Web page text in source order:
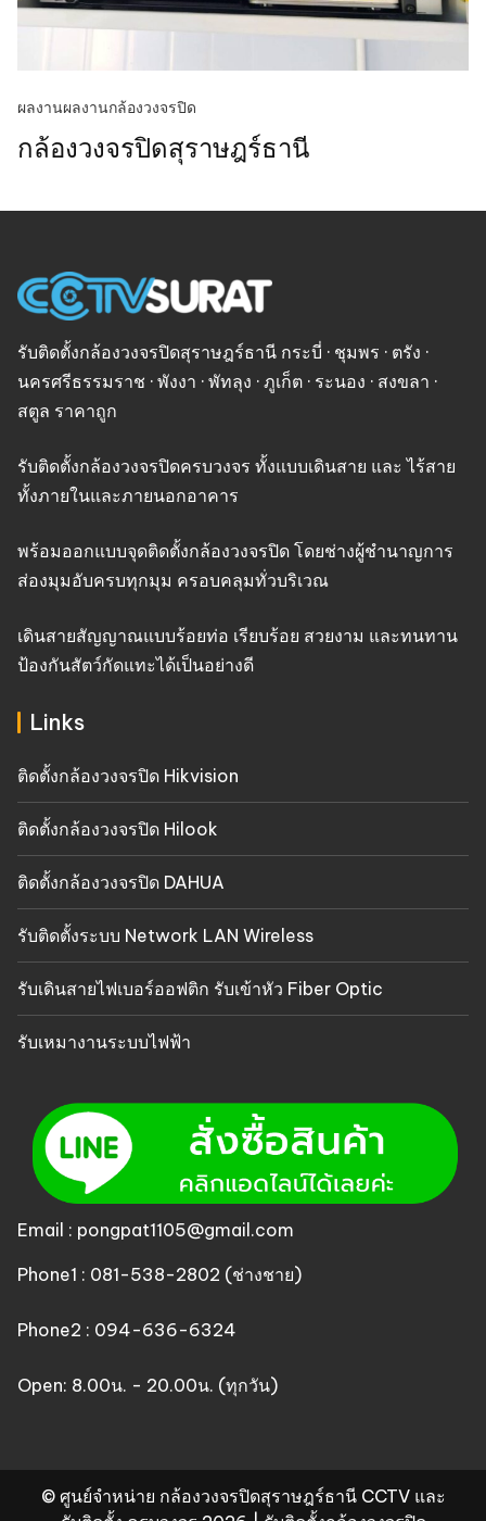
ผลงานผลงานกล้องวงจรปิด
กล้องวงจรปิดสุราษฎร์ธานี
รับติดตั้งกล้องวงจรปิดสุราษฎร์ธานี กระบี่ · ชุมพร · ตรัง ·
นครศรีธรรมราช · พังงา · พัทลุง · ภูเก็ต · ระนอง · สงขลา ·
สตูล ราคาถูก
รับติดตั้งกล้องวงจรปิดครบวงจร ทั้งแบบเดินสาย และ ไร้สาย
ทั้งภายในและภายนอกอาคาร
พร้อมออกแบบจุดติดตั้งกล้องวงจรปิด โดยช่างผู้ชำนาญการ
ส่องมุมอับครบทุกมุม ครอบคลุมทั่วบริเวณ
เดินสายสัญญาณแบบร้อยท่อ เรียบร้อย สวยงาม และทนทาน
ป้องกันสัตว์กัดแทะได้เป็นอย่างดี
Links
ติดตั้งกล้องวงจรปิด Hikvision
ติดตั้งกล้องวงจรปิด Hilook
ติดตั้งกล้องวงจรปิด DAHUA
รับติดตั้งระบบ Network LAN Wireless
รับเดินสายไฟเบอร์ออฟติก รับเข้าหัว Fiber Optic
รับเหมางานระบบไฟฟ้า
Email : pongpat1105@gmail.com
Phone1 : 081-538-2802 (ช่างชาย)
Phone2 : 094-636-6324
Open: 8.00น. - 20.00น. (ทุกวัน)
© ศูนย์จำหน่าย กล้องวงจรปิดสุราษฎร์ธานี CCTV และ